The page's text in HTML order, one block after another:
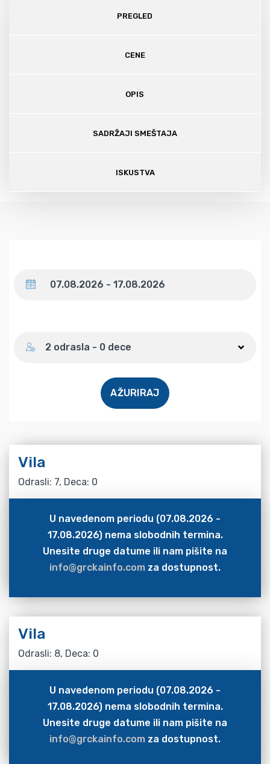
PREGLED
CENE
OPIS
SADRŽAJI SMEŠTAJA
ISKUSTVA
2 odrasla - 0 dece
AŽURIRAJ
Vila
Odrasli: 7, Deca: 0
U navedenom periodu (07.08.2026 -
17.08.2026) nema slobodnih termina.
Unesite druge datume ili nam pišite na
info@grckainfo.com za dostupnost.
Vila
Odrasli: 8, Deca: 0
U navedenom periodu (07.08.2026 -
17.08.2026) nema slobodnih termina.
Unesite druge datume ili nam pišite na
info@grckainfo.com za dostupnost.